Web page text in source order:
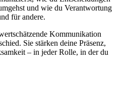
und wie du Verantwortung
für andere.
Kommunikation
Sie stärken deine Präsenz,
– in jeder Rolle, in der du